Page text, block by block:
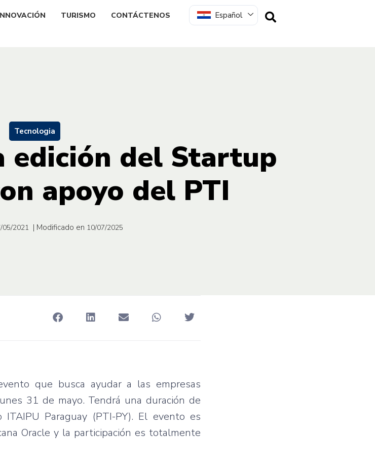
TURISMO CONTÁCTENOS Español
Tecnologia
edición del Startup
apoyo del PTI
05/2021 | Modificado en 10/07/2025
que busca ayudar a las empresas
31 de mayo. Tendrá una duración de
Paraguay (PTI-PY). El evento es
Oracle y la participación es totalmente